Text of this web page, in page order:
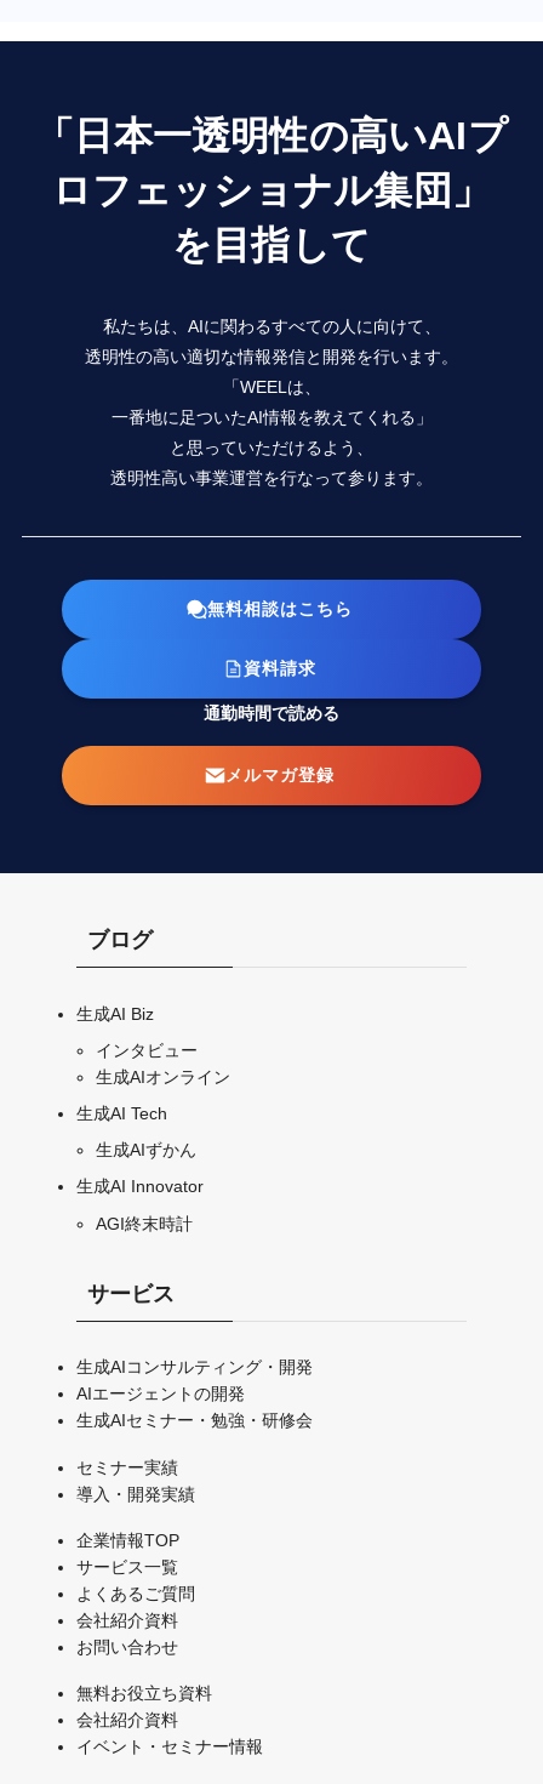
「日本一透明性の高いAIプ
ロフェッショナル集団」
を目指して
私たちは、AIに関わるすべての人に向けて、
透明性の高い適切な情報発信と開発を行います。
「WEELは、
一番地に足ついたAI情報を教えてくれる」
と思っていただけるよう、
透明性高い事業運営を行なって参ります。
無料相談はこちら
資料請求
通勤時間で読める
メルマガ登録
ブログ
生成AI Biz
インタビュー
生成AIオンライン
生成AI Tech
生成AIずかん
生成AI Innovator
AGI終末時計
サービス
生成AIコンサルティング・開発
AIエージェントの開発
生成AIセミナー・勉強・研修会
セミナー実績
導入・開発実績
企業情報TOP
サービス一覧
よくあるご質問
会社紹介資料
お問い合わせ
無料お役立ち資料
会社紹介資料
イベント・セミナー情報